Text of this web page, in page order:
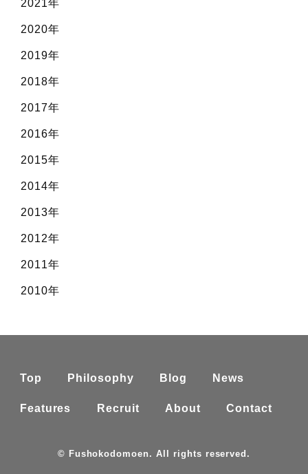
2021年
2020年
2019年
2018年
2017年
2016年
2015年
2014年
2013年
2012年
2011年
2010年
Top Philosophy Blog News
Features Recruit About Contact
© Fushokodomoen. All rights reserved.